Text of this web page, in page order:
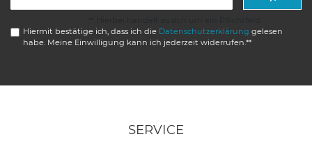
Hiermit bestätige ich, dass ich die Daten­schutz­erklärung gelesen
habe. Meine Einwilligung kann ich jederzeit widerrufen.**
SERVICE